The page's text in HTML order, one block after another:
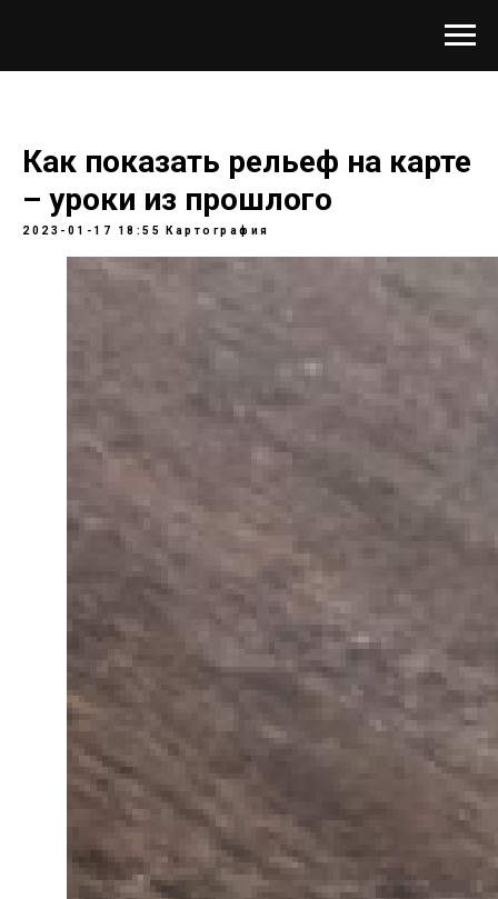
Как показать рельеф на карте
– уроки из прошлого
2023-01-17 18:55 Картография